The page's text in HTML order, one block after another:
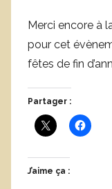
Merci encore à
pour cet
fêtes de fin
Partager :
J’aime ça :